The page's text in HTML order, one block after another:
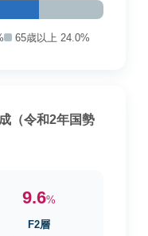
65歳以上 24.0%
（令和2年国勢
9.6%
F2層